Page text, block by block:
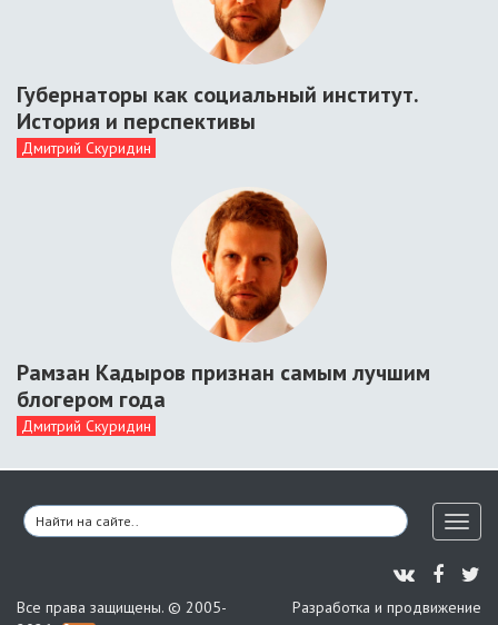
Губернаторы как социальный институт.
История и перспективы
Дмитрий Скуридин
Рамзан Кадыров признан самым лучшим
блогером года
Дмитрий Скуридин
Все права защищены. © 2005-
Разработка и продвижение